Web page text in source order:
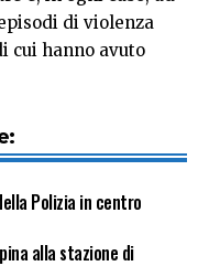
di violenza
cui hanno avuto
Polizia in centro
alla stazione di